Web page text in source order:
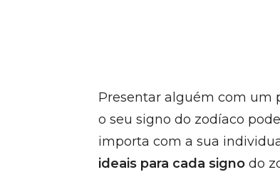
Presentar alguém com um
o seu signo do zodíaco
importa com a sua
ideais para cada signo do